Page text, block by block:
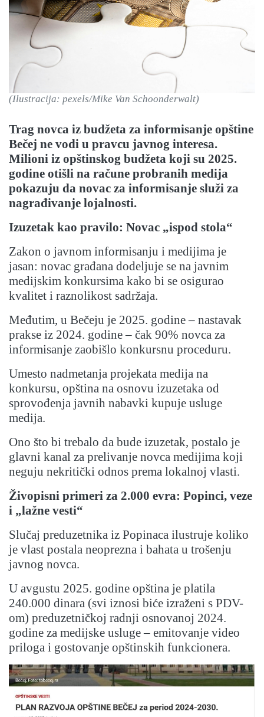
(Ilustracija: pexels/Mike Van Schoonderwalt)
Trag novca iz budžeta za informisanje opštine
Bečej ne vodi u pravcu javnog interesa.
Milioni iz opštinskog budžeta koji su 2025.
godine otišli na račune probranih medija
pokazuju da novac za informisanje služi za
nagrađivanje lojalnosti.
Izuzetak kao pravilo: Novac „ispod stola“
Zakon o javnom informisanju i medijima je
jasan: novac građana dodeljuje se na javnim
medijskim konkursima kako bi se osigurao
kvalitet i raznolikost sadržaja.
Međutim, u Bečeju je 2025. godine – nastavak
prakse iz 2024. godine – čak 90% novca za
informisanje zaobišlo konkursnu proceduru.
Umesto nadmetanja projekata medija na
konkursu, opština na osnovu izuzetaka od
sprovođenja javnih nabavki kupuje usluge
medija.
Ono što bi trebalo da bude izuzetak, postalo je
glavni kanal za prelivanje novca medijima koji
neguju nekritički odnos prema lokalnoj vlasti.
Živopisni primeri za 2.000 evra: Popinci, veze
i „lažne vesti“
Slučaj preduzetnika iz Popinaca ilustruje koliko
je vlast postala neoprezna i bahata u trošenju
javnog novca.
U avgustu 2025. godine opština je platila
240.000 dinara (svi iznosi biće izraženi s PDV-
om) preduzetničkoj radnji osnovanoj 2024.
godine za medijske usluge – emitovanje video
priloga i gostovanje opštinskih funkcionera.